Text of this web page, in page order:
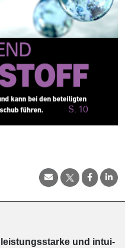
leis­tungs­star­ke und in­tui­